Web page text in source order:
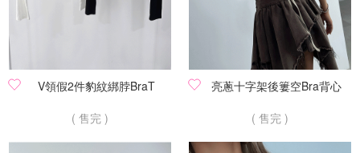
V領假2件豹紋綁脖BraT
( 售完 )
亮蔥十字架後簍空Bra背心
( 售完 )